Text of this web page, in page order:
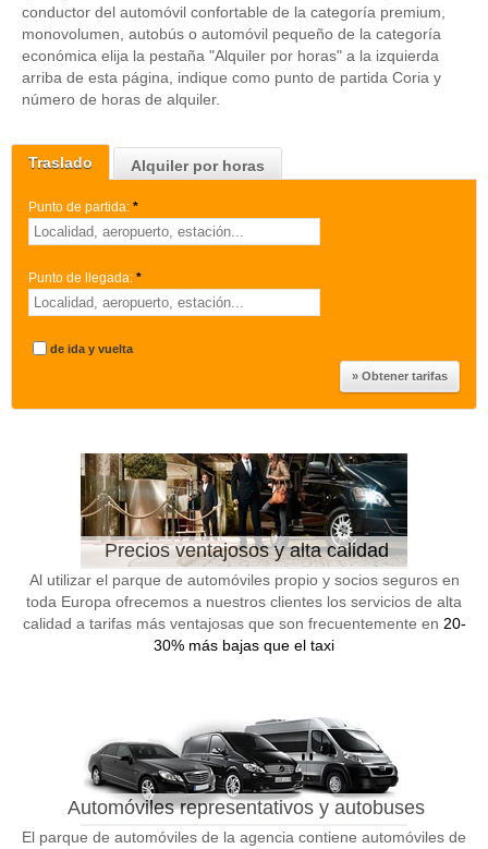
Traslado Alquiler por horas
Punto de partida: *
Punto de llegada: *
de ida y vuelta
Precios ventajosos y alta calidad
Al utilizar el parque de automóviles propio y socios seguros en
toda Europa ofrecemos a nuestros clientes los servicios de alta
calidad a tarifas más ventajosas que son frecuentemente en 20-
30% más bajas que el taxi
Automóviles representativos y autobuses
El parque de automóviles de la agencia contiene automóviles de
conductor del automóvil confortable de la categoría premium,
monovolumen, autobús o automóvil pequeño de la categoría
económica elija la pestaña "Alquiler por horas" a la izquierda
arriba de esta página, indique como punto de partida Coria y
número de horas de alquiler.